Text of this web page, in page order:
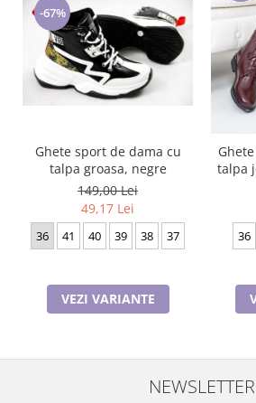
-67%
Ghete sport de dama cu
talpa groasa, negre
149,00 Lei
49,17 Lei
36 41 40 39 38 37
VEZI VARIANTE
talpa
cu
36
NEWSLETTER